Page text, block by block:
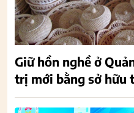
Giữ hồn nghề ở
trị mới bằng sở hữu